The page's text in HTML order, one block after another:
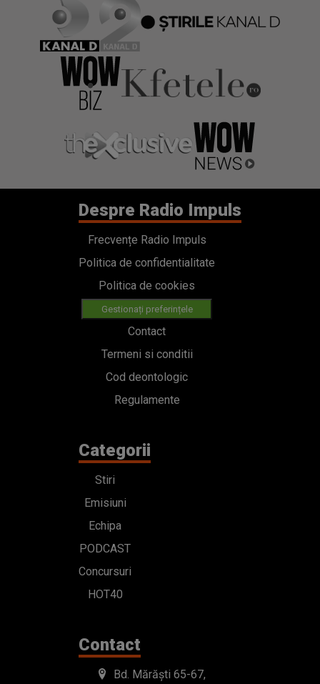
Despre Radio Impuls
Frecvențe Radio Impuls
Politica de confidentialitate
Politica de cookies
Gestionați preferințele
Contact
Termeni si conditii
Cod deontologic
Regulamente
Categorii
Stiri
Emisiuni
Echipa
PODCAST
Concursuri
HOT40
Contact
Bd. Mărăști 65-67,